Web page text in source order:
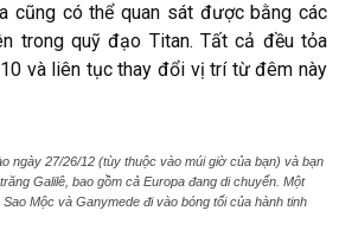
cũng có thể quan sát được bằng các
trong quỹ đạo Titan. Tất cả đều tỏa
và liên tục thay đổi vị trí từ đêm này
ngày 27/26/12 (tùy thuộc vào múi giờ của bạn) và bạn
Galilê, bao gồm cả Europa đang di chuyển. Một
Mộc và Ganymede đi vào bóng tối của hành tinh